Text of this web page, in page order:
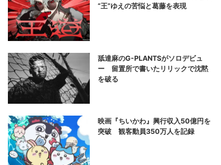
“王”ゆえの苦悩と葛藤を表現
舐達麻のG-PLANTSがソロデビュ
ー 留置所で書いたリリックで沈黙
を破る
映画『ちいかわ』興行収入50億円を
突破 観客動員350万人を記録